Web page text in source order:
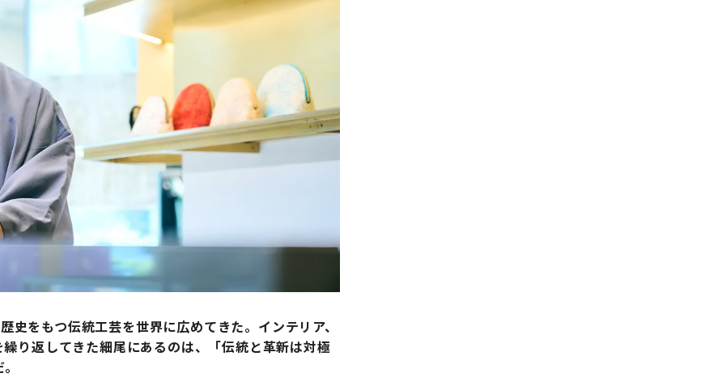
をもつ伝統工芸を世界に広めてきた。インテリア、
り返してきた細尾にあるのは、「伝統と革新は対極